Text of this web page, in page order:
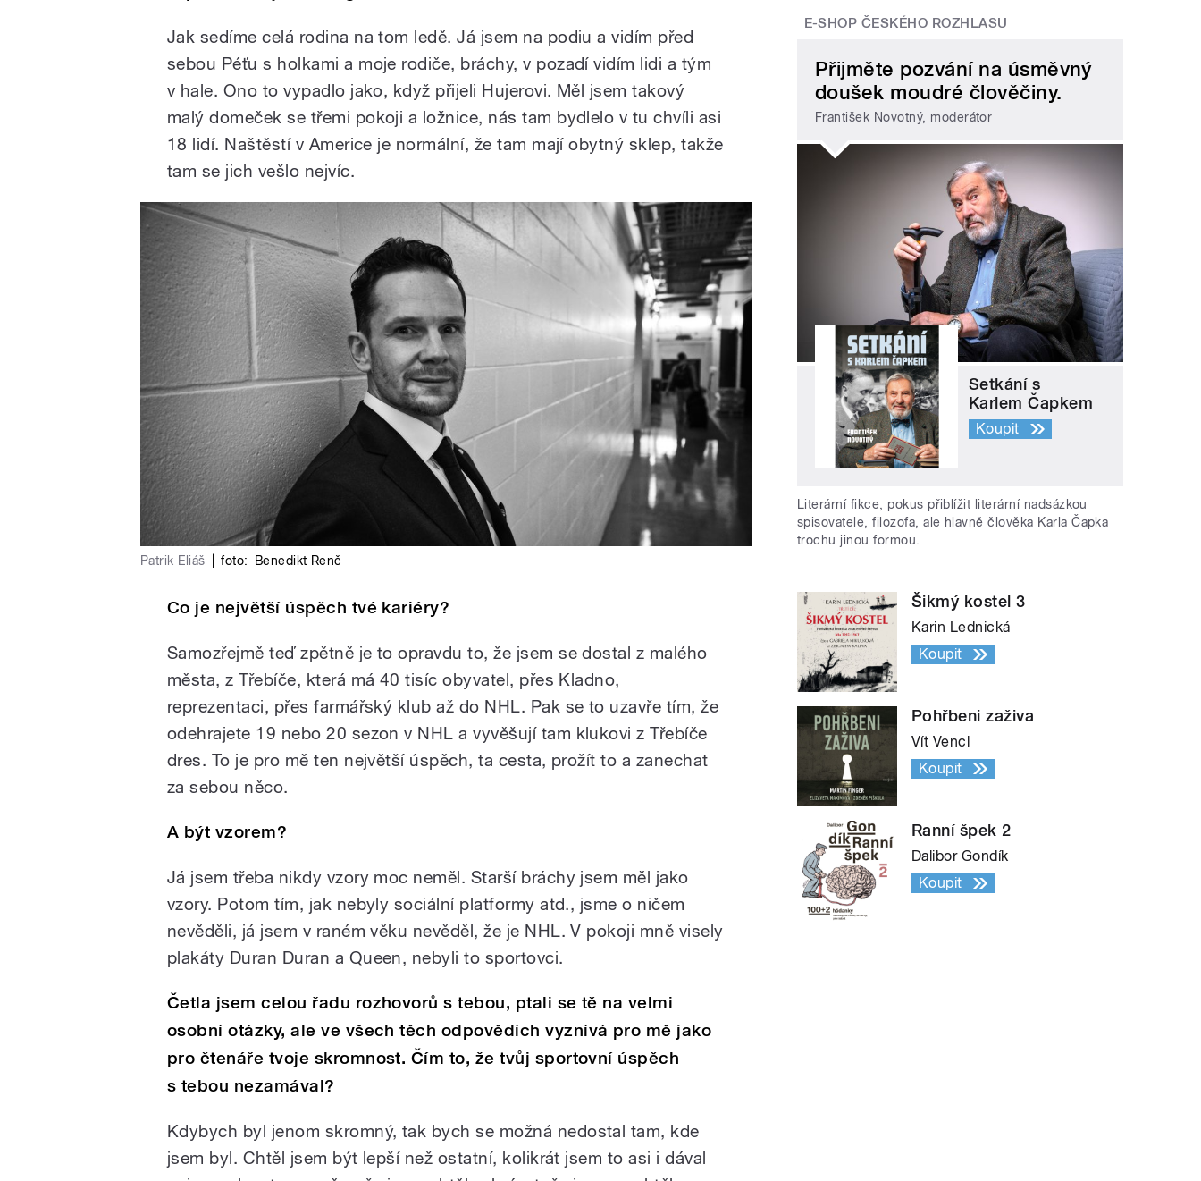
Jak sedíme celá rodina na tom ledě. Já jsem na podiu a vidím před
sebou Péťu s holkami a moje rodiče, bráchy, v pozadí vidím lidi a tým
v hale. Ono to vypadlo jako, když přijeli Hujerovi. Měl jsem takový
malý domeček se třemi pokoji a ložnice, nás tam bydlelo v tu chvíli asi
18 lidí. Naštěstí v Americe je normální, že tam mají obytný sklep, takže
tam se jich vešlo nejvíc.
Patrik Eliáš foto: Benedikt Renč
Co je největší úspěch tvé kariéry?
Samozřejmě teď zpětně je to opravdu to, že jsem se dostal z malého
města, z Třebíče, která má 40 tisíc obyvatel, přes Kladno,
reprezentaci, přes farmářský klub až do NHL. Pak se to uzavře tím, že
odehrajete 19 nebo 20 sezon v NHL a vyvěšují tam klukovi z Třebíče
dres. To je pro mě ten největší úspěch, ta cesta, prožít to a zanechat
za sebou něco.
A být vzorem?
Já jsem třeba nikdy vzory moc neměl. Starší bráchy jsem měl jako
vzory. Potom tím, jak nebyly sociální platformy atd., jsme o ničem
nevěděli, já jsem v raném věku nevěděl, že je NHL. V pokoji mně visely
plakáty Duran Duran a Queen, nebyli to sportovci.
Četla jsem celou řadu rozhovorů s tebou, ptali se tě na velmi
osobní otázky, ale ve všech těch odpovědích vyznívá pro mě jako
pro čtenáře tvoje skromnost. Čím to, že tvůj sportovní úspěch
s tebou nezamával?
Kdybych byl jenom skromný, tak bych se možná nedostal tam, kde
jsem byl. Chtěl jsem být lepší než ostatní, kolikrát jsem to asi i dával
E-SHOP ČESKÉHO ROZHLASU
Přijměte pozvání na úsměvný
doušek moudré člověčiny.
František Novotný, moderátor
Setkání s
Karlem Čapkem
Koupit
Literární fikce, pokus přiblížit literární nadsázkou
spisovatele, filozofa, ale hlavně člověka Karla Čapka
trochu jinou formou.
Šikmý kostel 3
Karin Lednická
Koupit
Pohřbeni zaživa
Vít Vencl
Koupit
Ranní špek 2
Dalibor Gondík
Koupit